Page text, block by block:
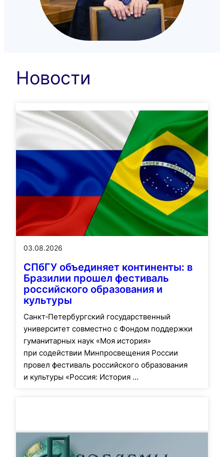
Новости
03.08.2026
СПбГУ объединяет континенты: в
Бразилии прошел фестиваль
российского образования и
культуры
Санкт‑Петербургский государственный
университет совместно с Фондом поддержки
гуманитарных наук «Моя история»
при содействии Минпросвещения России
провел фестиваль российского образования
и культуры «Россия: История …